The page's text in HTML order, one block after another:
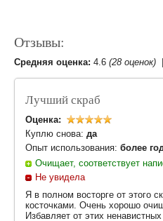
Отзывы:
Средняя оценка: 4.6 (28 оценок)
Лучший скраб
Оценка:
Куплю снова: да
Опыт использования: более
Очищает, соответствует
Не увидела
Я в полном восторге от этого
косточками. Очень хорошо
Избавляет от этих